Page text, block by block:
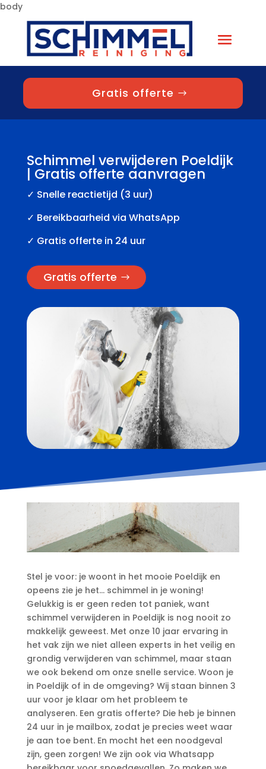
body
Gratis offerte
Schimmel verwijderen Poeldijk
| Gratis offerte aanvragen
✓ Snelle reactietijd (3 uur)
✓ Bereikbaarheid via WhatsApp
✓ Gratis offerte in 24 uur
Gratis offerte
Stel je voor: je woont in het mooie Poeldijk en
opeens zie je het.​.​.​ schimmel in je woning!
Gelukkig is er geen reden tot paniek, want
schimmel verwijderen in Poeldijk is nog nooit zo
makkelijk geweest.​ Met onze 10 jaar ervaring in
het vak zijn we niet alleen experts in het veilig en
grondig verwijderen van schimmel, maar staan
we ook bekend om onze snelle service.​ Woon je
in Poeldijk of in de omgeving? Wij staan binnen 3
uur voor je klaar om het probleem te
analyseren.​ Een gratis offerte? Die heb je binnen
24 uur in je mailbox, zodat je precies weet waar
je aan toe bent.​ En mocht het een noodgeval
zijn, geen zorgen! We zijn ook via Whatsapp